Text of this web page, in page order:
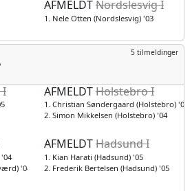
AFMELDTNordslesvig I
1. Nele Otten (Nordslesvig) '03
5 tilmeldinger
I AFMELDTHolstebro I
1. Christian Søndergaard (Holstebro) '04
2. Simon Mikkelsen (Holstebro) '04
'04
AFMELDTHadsund I
1. Kian Harati (Hadsund) '05
2. Frederik Bertelsen (Hadsund) '05